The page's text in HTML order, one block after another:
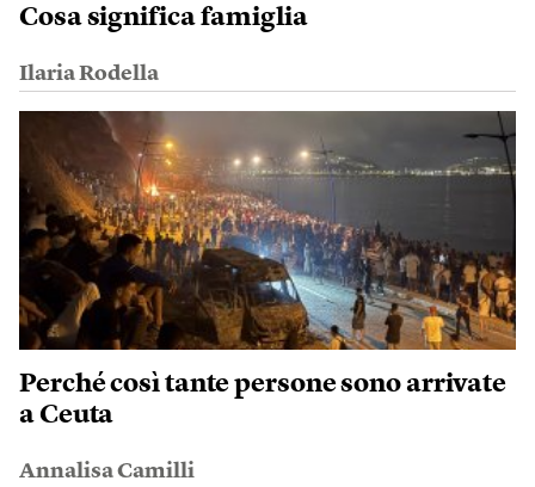
Cosa significa famiglia
Ilaria Rodella
Perché così tante persone sono arrivate
a Ceuta
Annalisa Camilli